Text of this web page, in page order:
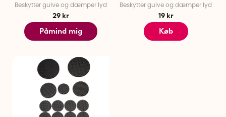
Beskytter gulve og dæmper lyd
29 kr
Påmind mig
Beskytter gulve og dæmper lyd
19 kr
Køb